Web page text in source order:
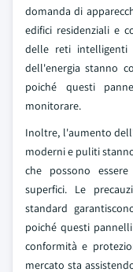
domanda di
edifici residenziali e
delle reti intelligenti
dell'energia stanno
poiché questi
monitorare.
Inoltre, l'aumento
moderni e puliti
che possono
superfici. Le
standard
poiché questi
conformità e
mercato sta